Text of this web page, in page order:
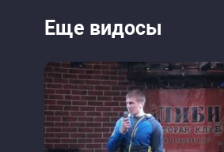
Еще видосы